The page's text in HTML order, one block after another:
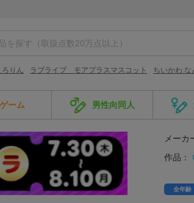
ろりん ラブライブ モアプラスマスコット ちいかわ なん
ゲーム 男性向同人
メーカ
作品：
全年齢